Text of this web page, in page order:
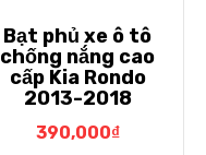
Bạt phủ xe ô tô
chống nắng cao
cấp Kia Rondo
2013-2018
390,000₫